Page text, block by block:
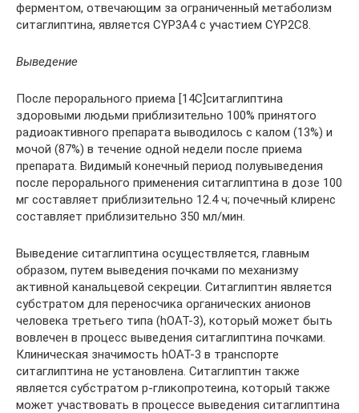
ферментом, отвечающим за ограниченный метаболизм
ситаглиптина, является CYP3A4 с участием CYP2C8.
Выведение
После перорального приема [14С]ситаглиптина
здоровыми людьми приблизительно 100% принятого
радиоактивного препарата выводилось с калом (13%) и
мочой (87%) в течение одной недели после приема
препарата. Видимый конечный период полувыведения
после перорального применения ситаглиптина в дозе 100
мг составляет приблизительно 12.4 ч; почечный клиренс
составляет приблизительно 350 мл/мин.
Выведение ситаглиптина осуществляется, главным
образом, путем выведения почками по механизму
активной канальцевой секреции. Ситаглиптин является
субстратом для переносчика органических анионов
человека третьего типа (hOAT-3), который может быть
вовлечен в процесс выведения ситаглиптина почками.
Клиническая значимость hOAT-3 в транспорте
ситаглиптина не установлена. Ситаглиптин также
является субстратом р-гликопротеина, который также
может участвовать в процессе выведения ситаглиптина